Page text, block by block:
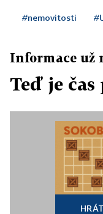
#nemovitosti
Informace už
Teď je
HRÁT